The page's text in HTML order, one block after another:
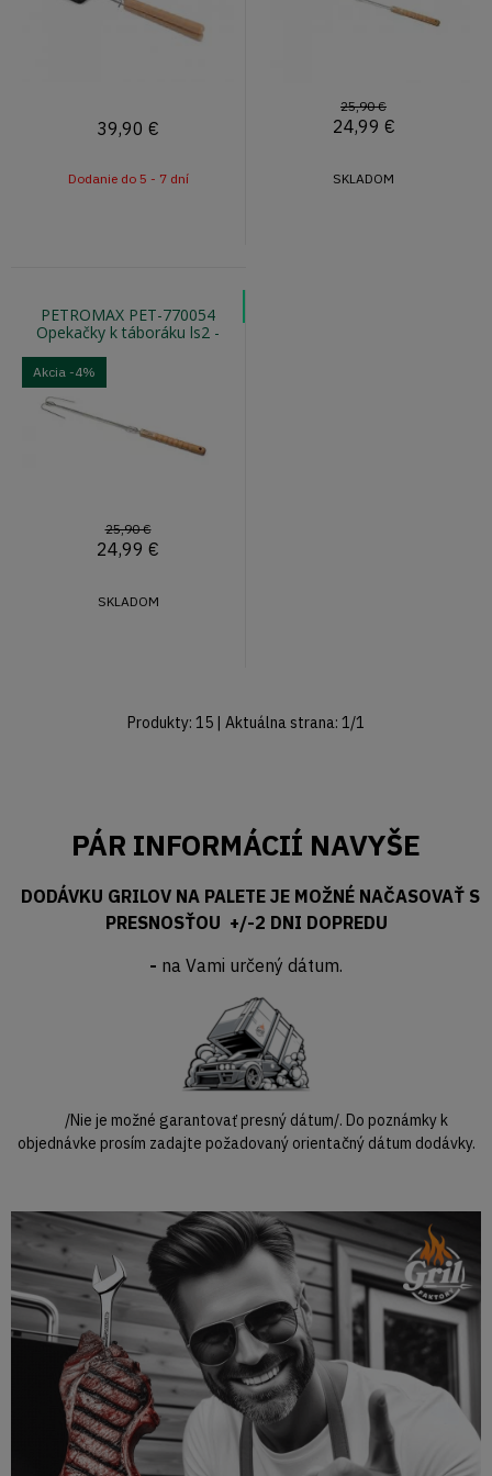
39,90 €
Dodanie do 5 - 7 dní
25,90 €
24,99 €
SKLADOM
PETROMAX PET-770054
Opekačky k táboráku ls2 -
vidlica zahnutá, 2ks
Akcia -4%
25,90 €
24,99 €
SKLADOM
Produkty: 15 | Aktuálna strana: 1/1
PÁR INFORMÁCIÍ NAVYŠE
DODÁVKU GRILOV NA PALETE JE MOŽNÉ NAČASOVAŤ S
PRESNOSŤOU +/-2 DNI DOPREDU
- na Vami určený dátum.
/Nie je možné garantovať presný dátum/. Do poznámky k
objednávke prosím zadajte požadovaný orientačný dátum dodávky.